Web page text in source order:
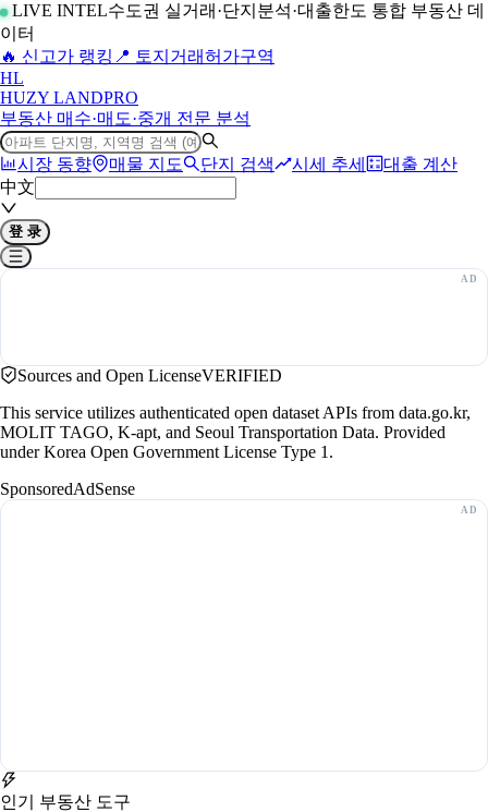
LIVE INTEL수도권 실거래·단지분석·대출한도 통합 부동산 데
이터
🔥 신고가 랭킹 📍 토지거래허가구역
HL
HUZY LANDPRO
부동산 매수·매도·중개 전문 분석
시장 동향 매물 지도 단지 검색 시세 추세
대출 계산
中文
登 录
Sources and Open LicenseVERIFIED
This service utilizes authenticated open dataset APIs from data.go.kr,
MOLIT TAGO, K-apt, and Seoul Transportation Data. Provided
under Korea Open Government License Type 1.
SponsoredAdSense
인기 부동산 도구